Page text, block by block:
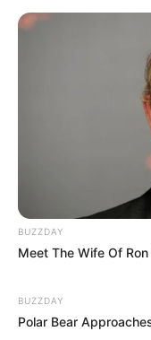
BUZZDAY
Meet The Wife Of
BUZZDAY
Polar Bear